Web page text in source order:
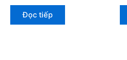
Đọc tiếp